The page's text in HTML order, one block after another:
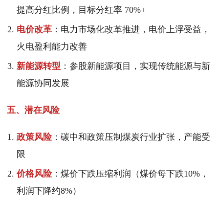
提高分红比例，目标分红率 70%+
电价改革 ：电力市场化改革推进，电价上浮受益，
火电盈利能力改善
新能源转型 ：参股新能源项目，实现传统能源与新
能源协同发展
五、潜在风险
政策风险：碳中和政策压制煤炭行业扩张，产能受
限
价格风险：煤价下跌压缩利润（煤价每下跌10%，
利润下降约8%）